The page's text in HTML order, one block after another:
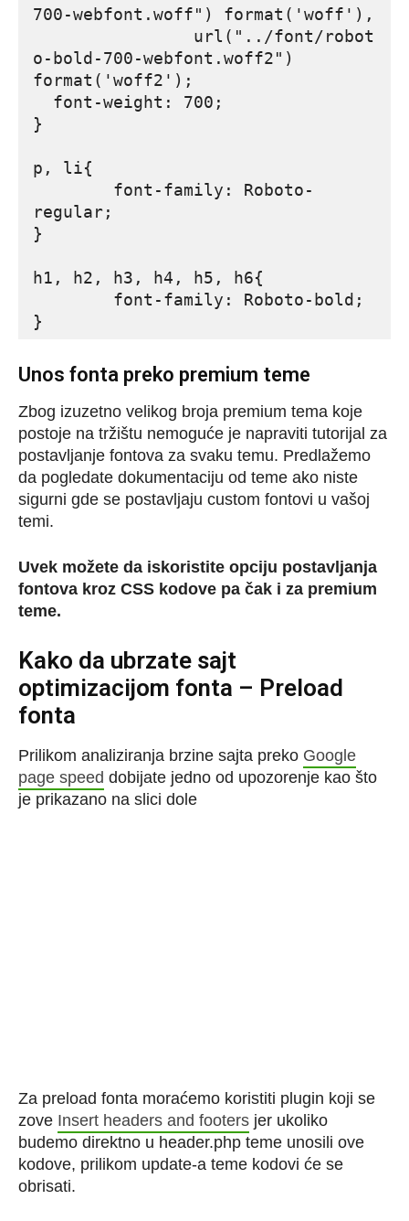
700-webfont.woff") format('woff'),
o-bold-700-webfont.woff2")
format('woff2');
}
p, li{
regular;
}
h1, h2, h3, h4, h5, h6{
Unos fonta preko premium teme
Zbog izuzetno velikog broja premium tema koje
postoje na tržištu nemoguće je napraviti tutorijal za
postavljanje fontova za svaku temu. Predlažemo
da pogledate dokumentaciju od teme ako niste
sigurni gde se postavljaju custom fontovi u vašoj
temi.
Uvek možete da iskoristite opciju postavljanja
fontova kroz CSS kodove pa čak i za premium
teme.
Kako da ubrzate sajt
optimizacijom fonta – Preload
fonta
Prilikom analiziranja brzine sajta preko Google
page speed dobijate jedno od upozorenje kao što
je prikazano na slici dole
Za preload fonta moraćemo koristiti plugin koji se
zove Insert headers and footers jer ukoliko
budemo direktno u header.php teme unosili ove
kodove, prilikom update-a teme kodovi će se
obrisati.